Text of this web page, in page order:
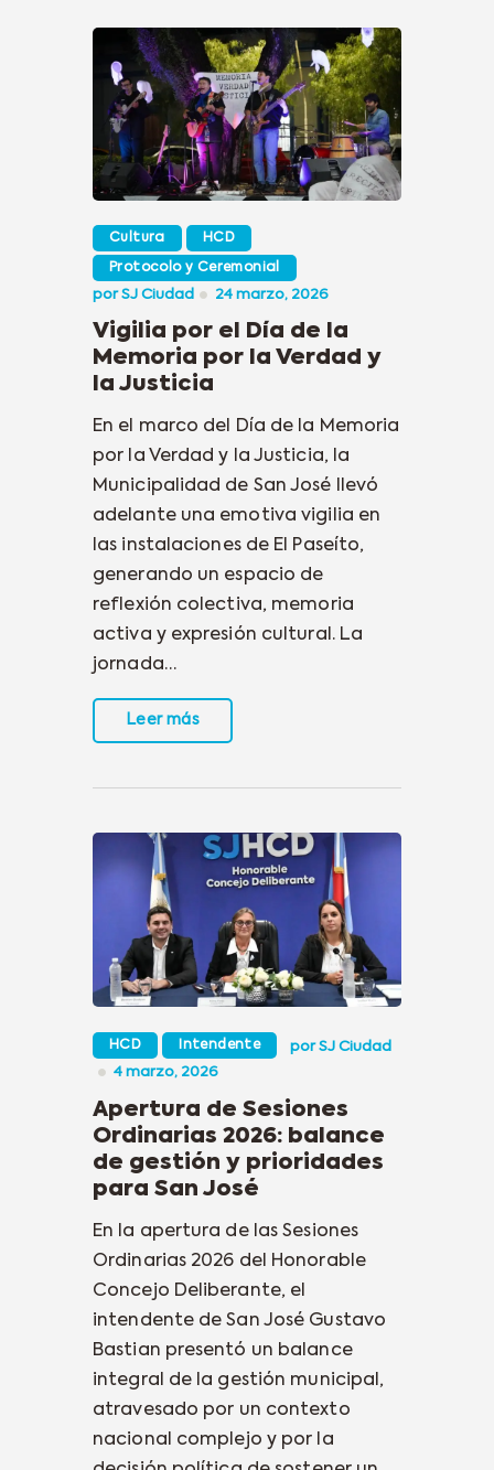
Cultura HCD
Protocolo y Ceremonial
porSJ Ciudad 24 marzo, 2026
Vigilia por el Día de la
Memoria por la Verdad y
la Justicia
En el marco del Día de la Memoria
por la Verdad y la Justicia, la
Municipalidad de San José llevó
adelante una emotiva vigilia en
las instalaciones de El Paseíto,
generando un espacio de
reflexión colectiva, memoria
activa y expresión cultural. La
jornada…
Leer más
HCD Intendente porSJ Ciudad
4 marzo, 2026
Apertura de Sesiones
Ordinarias 2026: balance
de gestión y prioridades
para San José
En la apertura de las Sesiones
Ordinarias 2026 del Honorable
Concejo Deliberante, el
intendente de San José Gustavo
Bastian presentó un balance
integral de la gestión municipal,
atravesado por un contexto
nacional complejo y por la